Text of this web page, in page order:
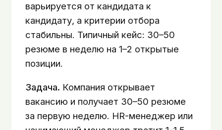
варьируется от кандидата к
кандидату, а критерии отбора
стабильны. Типичный кейс: 30–50
резюме в неделю на 1–2 открытые
позиции.
Задача. Компания открывает
вакансию и получает 30–50 резюме
за первую неделю. HR-менеджер или